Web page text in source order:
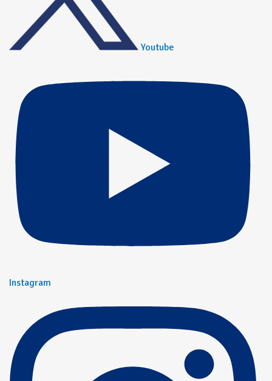
Youtube
Instagram